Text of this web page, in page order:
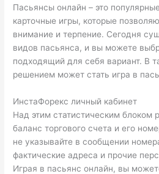
Пасьянсы онлайн – это популярные
карточные игры, которые
внимание и терпение. Сегодня
видов пасьянса, и вы можете
подходящий для себя вариант. В
решением может стать игра в
ИнстаФорекс личный кабинет
Над этим статистическим блоком
баланс торгового счета и его
не указывайте в сообщении
фактические адреса и прочие
Играя в пасьянс онлайн, вы